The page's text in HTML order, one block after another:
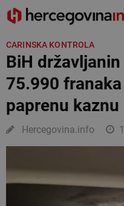
CARINSKA KONTROLA
BiH
75.990
paprenu kaznu
Hercegovina.info